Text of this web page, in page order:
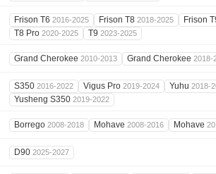
Frison T6 2016-2025 Frison T8 2018-2025
Frison
T8 Pro 2020-2025 T9 2023-2025
Grand Cherokee 2010-2013 Grand Cherokee 2018-
S350 2016-2022 Vigus Pro 2019-2024 Yuhu 2018-
Yusheng S350 2019-2022
Borrego 2008-2018 Mohave 2008-2016 Mohave
D90 2025-2027